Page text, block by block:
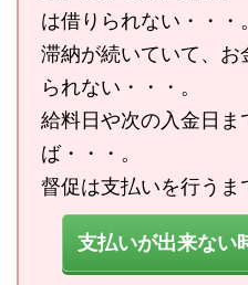
は借りられない・・・。
滞納が続いていて、お
られない・・・。
給料日や次の入金日ま
ば・・・。
督促は支払いを行うま
支払いが出来ない